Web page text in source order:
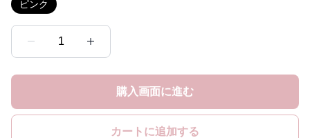
ピンク
1
購入画面に進む
カートに追加する